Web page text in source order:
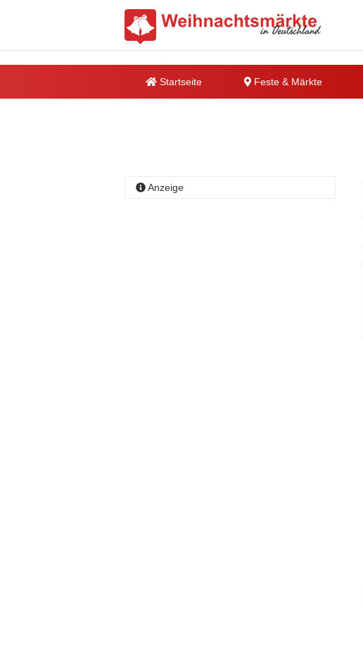
Startseite Feste & Märkte
Anzeige